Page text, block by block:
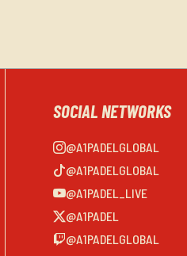
SOCIAL NETWORKS
@A1PADELGLOBAL
@A1PADELGLOBAL
@A1PADEL_LIVE
@A1PADEL
@A1PADELGLOBAL